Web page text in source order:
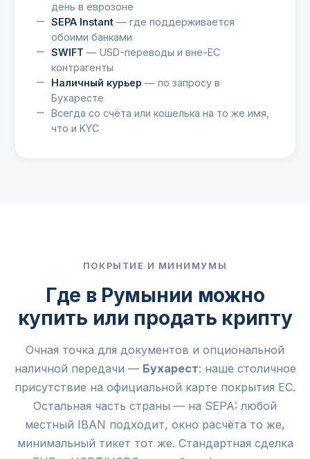
день в еврозоне
SEPA Instant— где поддерживается
обоими банками
SWIFT — USD-переводы и вне-ЕС
контрагенты
Наличный курьер — по запросу в
Бухаресте
Всегда со счёта или кошелька на то же имя,
что и KYC
ПОКРЫТИЕ И МИНИМУМЫ
Где в Румынии можно
купить или продать крипту
Очная точка для документов и опциональной
наличной передачи — Бухарест: наше столичное
присутствие на официальной карте покрытия ЕС.
Остальная часть страны — на SEPA: любой
местный IBAN подходит, окно расчёта то же,
минимальный тикет тот же. Стандартная сделка